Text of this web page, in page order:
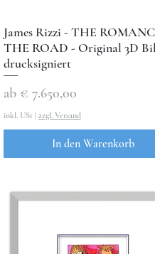
James Rizzi - THE
THE ROAD - Original 3D
drucksigniert
ab € 7.650,00
Sale-Preis
inkl. USt zzgl. Versand
In den Warenkorb